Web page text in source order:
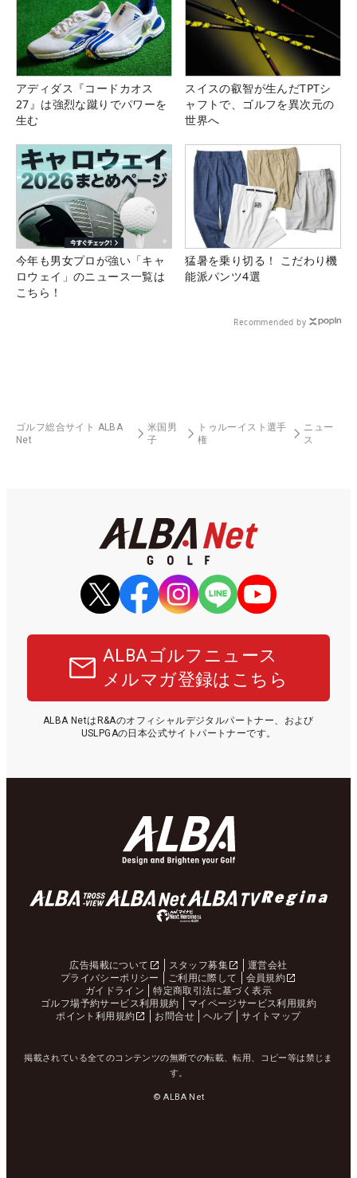
アディダス『コードカオス
27』は強烈な蹴りでパワーを
生む
スイスの叡智が生んだTPTシ
ャフトで、ゴルフを異次元の
世界へ
今年も男女プロが強い「キャ
ロウェイ」のニュース一覧は
こちら！
猛暑を乗り切る！ こだわり機
能派パンツ4選
Recommended by
ゴルフ総合サイト ALBA
Net
米国男
子
トゥルーイスト選手
権
ニュー
ス
ALBAゴルフニュース
メルマガ登録はこちら
ALBA NetはR&Aのオフィシャルデジタルパートナー、および
USLPGAの日本公式サイトパートナーです。
広告掲載について スタッフ募集
運営会社
プライバシーポリシー
ご利用に際して
会員規約
ガイドライン
特定商取引法に基づく表示
ゴルフ場予約サービス利用規約
マイページサービス利用規約
ポイント利用規約
お問合せ ヘルプ サイトマップ
掲載されている全てのコンテンツの無断での転載、転用、コピー等は禁じま
す。
© ALBA Net